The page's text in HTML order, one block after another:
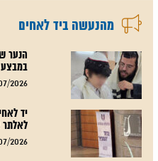
מהנעשה ביד לאחים
הנער
במבצע
2026
יד
2026